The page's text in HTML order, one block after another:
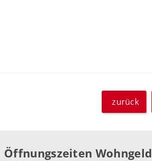
zurück
Öffnungszeiten Wohngeld